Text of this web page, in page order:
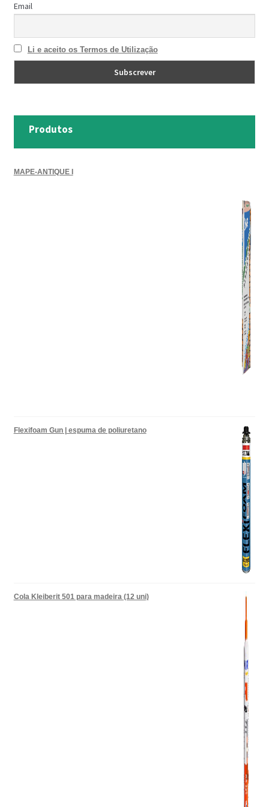
Email
Li e aceito os Termos de Utilização
Produtos
MAPE-ANTIQUE I
Flexifoam Gun | espuma de poliuretano
Cola Kleiberit 501 para madeira (12 uni)